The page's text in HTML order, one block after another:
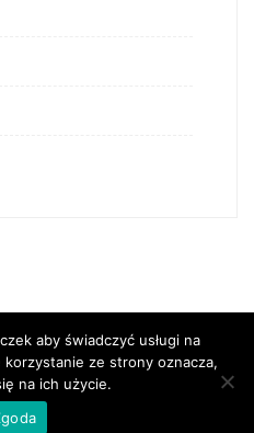
aby świadczyć usługi na
korzystanie ze strony oznacza,
na ich użycie.